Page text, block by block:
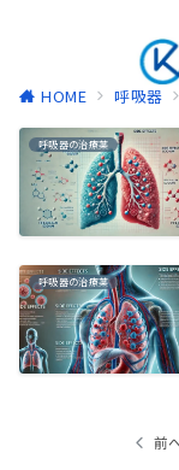
HOME 呼吸器
呼吸器の治療薬
呼吸器の治療薬
前